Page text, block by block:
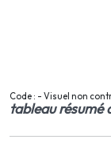
Code : - Visuel non
tableau